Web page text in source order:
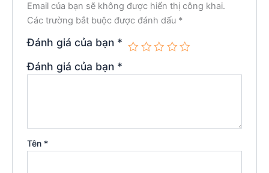
Email của bạn sẽ không được hiển thị công khai.
Các trường bắt buộc được đánh dấu *
Đánh giá của bạn *
Đánh giá của bạn *
Tên *